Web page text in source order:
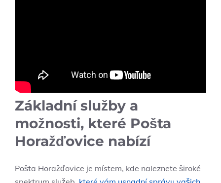
Základní služby a
možnosti, které Pošta
Horažďovice nabízí
Pošta Horažďovice je místem, kde naleznete široké